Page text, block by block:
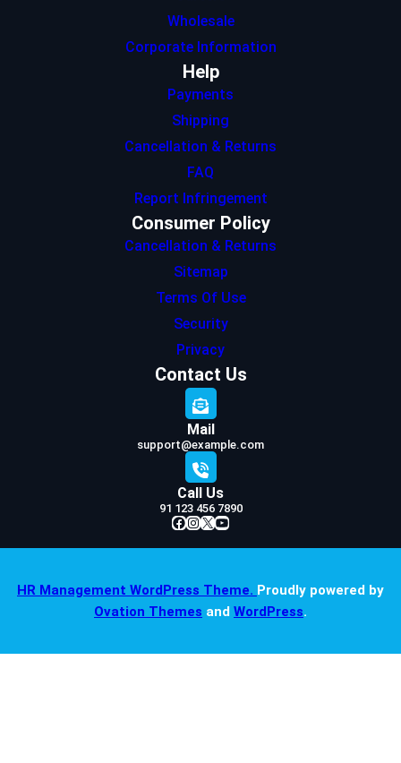
Wholesale
Corporate Information
Help
Payments
Shipping
Cancellation & Returns
FAQ
Report Infringement
Consumer Policy
Cancellation & Returns
Sitemap
Terms Of Use
Security
Privacy
Contact Us
Mail
support@example.com
Call Us
91 123 456 7890
Facebook InstagramX YouTube
HR Management WordPress Theme. Proudly powered by
Ovation Themes and WordPress.